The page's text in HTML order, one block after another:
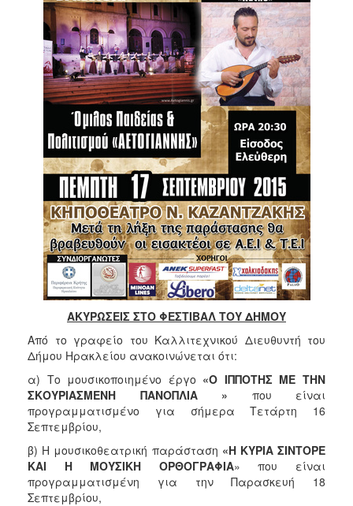
ΑΚΥΡΩΣΕΙΣ ΣΤΟ ΦΕΣΤΙΒΑΛ ΤΟΥ ΔΗΜΟΥ
Από το γραφείο του Καλλιτεχνικού Διευθυντή του
Δήμου Ηρακλείου ανακοινώνεται ότι:
α) Το μουσικοποιημένο έργο «Ο ΙΠΠΟΤΗΣ ΜΕ ΤΗΝ
ΣΚΟΥΡΙΑΣΜΕΝΗ ΠΑΝΟΠΛΙΑ » που είναι
προγραμματισμένο για σήμερα Τετάρτη 16
Σεπτεμβρίου,
β) Η μουσικοθεατρική παράσταση «Η ΚΥΡΙΑ ΣΙΝΤΟΡΕ
ΚΑΙ Η ΜΟΥΣΙΚΗ ΟΡΘΟΓΡΑΦΙΑ» που είναι
προγραμματισμένη για την Παρασκευή 18
Σεπτεμβρίου,